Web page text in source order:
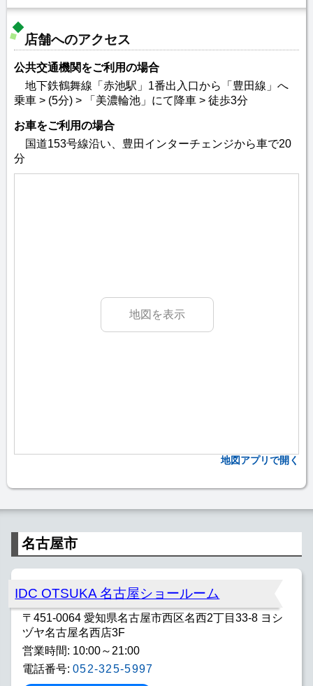
店舗へのアクセス
公共交通機関をご利用の場合
地下鉄鶴舞線「赤池駅」1番出入口から「豊田線」へ
乗車 > (5分) > 「美濃輪池」にて降車 > 徒歩3分
お車をご利用の場合
国道153号線沿い、豊田インターチェンジから車で20
分
地図を表示
地図アプリで開く
名古屋市
IDC OTSUKA 名古屋ショールーム
〒451-0064 愛知県名古屋市西区名西2丁目33-8 ヨシ
ヅヤ名古屋名西店3F
営業時間: 10:00～21:00
電話番号: 052-325-5997